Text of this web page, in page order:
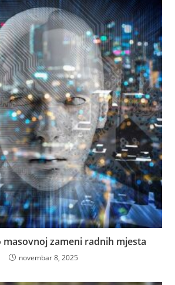
masovnoj zameni radnih mjesta
novembar 8, 2025